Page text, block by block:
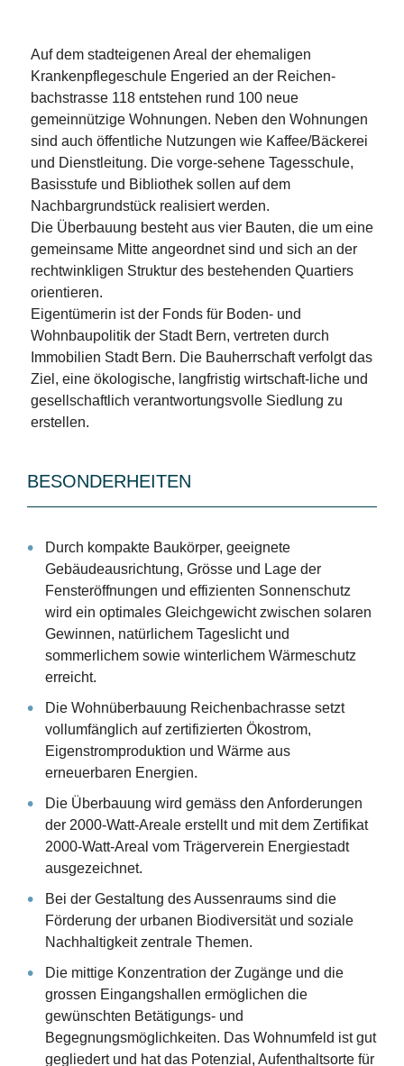
Auf dem stadteigenen Areal der ehemaligen
Krankenpflegeschule Engeried an der Reichen-
bachstrasse 118 entstehen rund 100 neue
gemeinnützige Wohnungen. Neben den Wohnungen
sind auch öffentliche Nutzungen wie Kaffee/Bäckerei
und Dienstleitung. Die vorge-sehene Tagesschule,
Basisstufe und Bibliothek sollen auf dem
Nachbargrundstück realisiert werden.
Die Überbauung besteht aus vier Bauten, die um eine
gemeinsame Mitte angeordnet sind und sich an der
rechtwinkligen Struktur des bestehenden Quartiers
orientieren.
Eigentümerin ist der Fonds für Boden- und
Wohnbaupolitik der Stadt Bern, vertreten durch
Immobilien Stadt Bern. Die Bauherrschaft verfolgt das
Ziel, eine ökologische, langfristig wirtschaft-liche und
gesellschaftlich verantwortungsvolle Siedlung zu
erstellen.
BESONDERHEITEN
Durch kompakte Baukörper, geeignete
Gebäudeausrichtung, Grösse und Lage der
Fensteröffnungen und effizienten Sonnenschutz
wird ein optimales Gleichgewicht zwischen solaren
Gewinnen, natürlichem Tageslicht und
sommerlichem sowie winterlichem Wärmeschutz
erreicht.
Die Wohnüberbauung Reichenbachrasse setzt
vollumfänglich auf zertifizierten Ökostrom,
Eigenstromproduktion und Wärme aus
erneuerbaren Energien.
Die Überbauung wird gemäss den Anforderungen
der 2000-Watt-Areale erstellt und mit dem Zertifikat
2000-Watt-Areal vom Trägerverein Energiestadt
ausgezeichnet.
Bei der Gestaltung des Aussenraums sind die
Förderung der urbanen Biodiversität und soziale
Nachhaltigkeit zentrale Themen.
Die mittige Konzentration der Zugänge und die
grossen Eingangshallen ermöglichen die
gewünschten Betätigungs- und
Begegnungsmöglichkeiten. Das Wohnumfeld ist gut
gegliedert und hat das Potenzial, Aufenthaltsorte für